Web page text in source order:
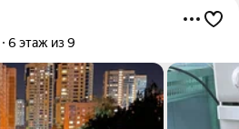
6 этаж из 9